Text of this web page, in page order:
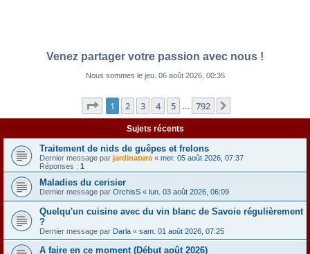
Venez partager votre passion avec nous !
Nous sommes le jeu. 06 août 2026, 00:35
Page 1sur792
1 2 3 4 5 792
Sujets récents
Traitement de nids de guêpes et frelons
Dernier message par jardinature « mer. 05 août 2026, 07:37
Réponses : 1
Maladies du cerisier
Dernier message par OrchisS « lun. 03 août 2026, 06:09
Quelqu'un cuisine avec du vin blanc de Savoie régulièrement
?
Dernier message par Darla « sam. 01 août 2026, 07:25
A faire en ce moment (Début août 2026)